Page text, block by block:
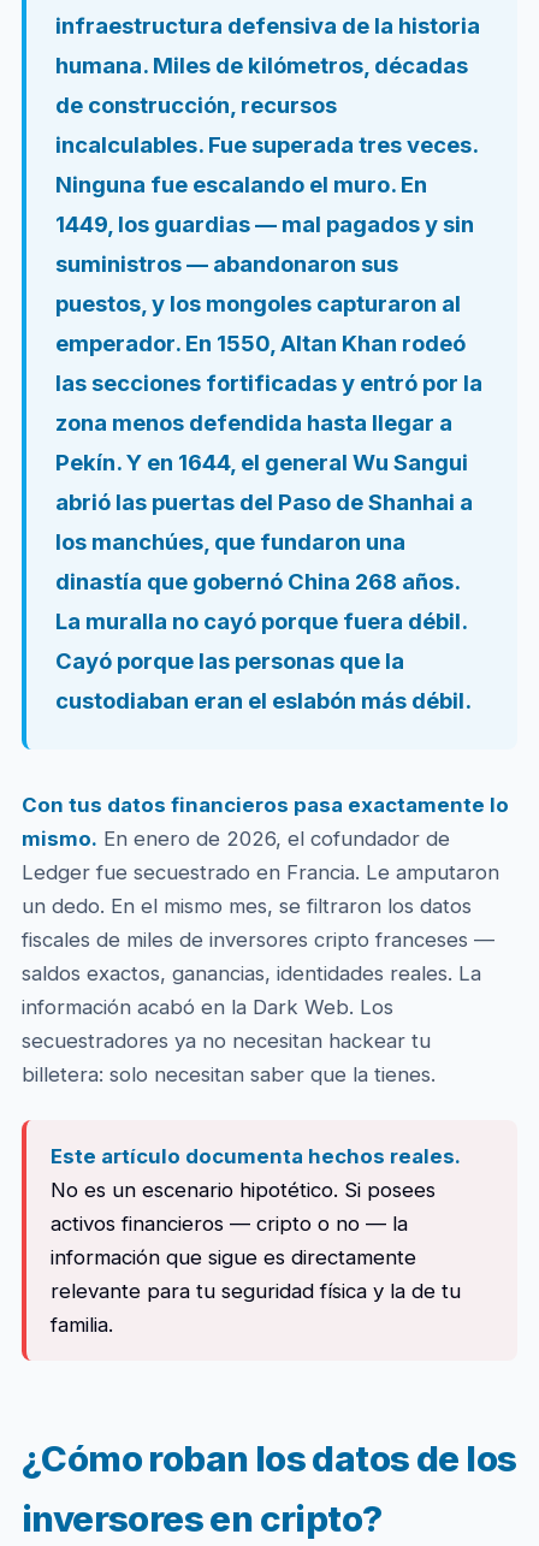
infraestructura defensiva de la historia
humana. Miles de kilómetros, décadas
de construcción, recursos
incalculables. Fue superada tres veces.
Ninguna fue escalando el muro. En
1449, los guardias — mal pagados y sin
suministros — abandonaron sus
puestos, y los mongoles capturaron al
emperador. En 1550, Altan Khan rodeó
las secciones fortificadas y entró por la
zona menos defendida hasta llegar a
Pekín. Y en 1644, el general Wu Sangui
abrió las puertas del Paso de Shanhai a
los manchúes, que fundaron una
dinastía que gobernó China 268 años.
La muralla no cayó porque fuera débil.
Cayó porque las personas que la
custodiaban eran el eslabón más débil.
Con tus datos financieros pasa exactamente lo
mismo. En enero de 2026, el cofundador de
Ledger fue secuestrado en Francia. Le amputaron
un dedo. En el mismo mes, se filtraron los datos
fiscales de miles de inversores cripto franceses —
saldos exactos, ganancias, identidades reales. La
información acabó en la Dark Web. Los
secuestradores ya no necesitan hackear tu
billetera: solo necesitan saber que la tienes.
Este artículo documenta hechos reales.
No es un escenario hipotético. Si posees
activos financieros — cripto o no — la
información que sigue es directamente
relevante para tu seguridad física y la de tu
familia.
¿Cómo roban los datos de los
inversores en cripto?